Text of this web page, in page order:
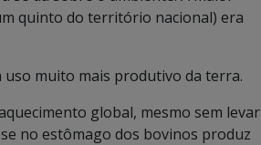
quinto do território nacional) era
uso muito mais produtivo da terra.
global, mesmo sem levar
no estômago dos bovinos produz